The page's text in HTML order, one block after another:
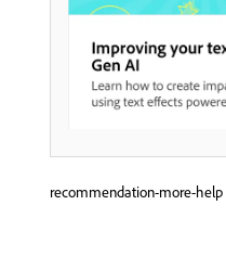
recommendation-more-help